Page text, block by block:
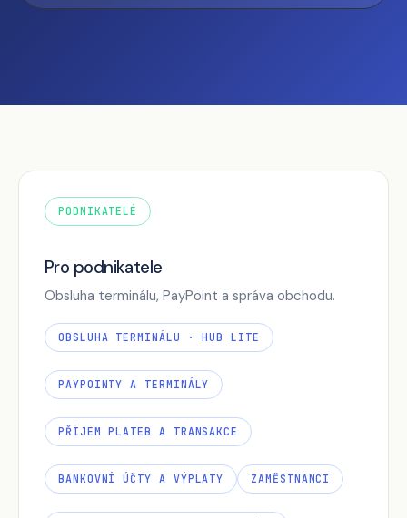
PODNIKATELÉ
Pro podnikatele
Obsluha terminálu, PayPoint a správa obchodu.
OBSLUHA TERMINÁLU · HUB LITE
PAYPOINTY A TERMINÁLY
PŘÍJEM PLATEB A TRANSAKCE
BANKOVNÍ ÚČTY A VÝPLATY ZAMĚSTNANCI